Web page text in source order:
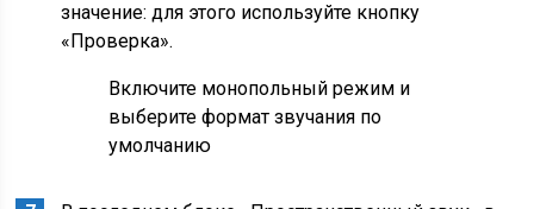
значение: для этого используйте кнопку
«Проверка».
Включите монопольный режим и
выберите формат звучания по
умолчанию